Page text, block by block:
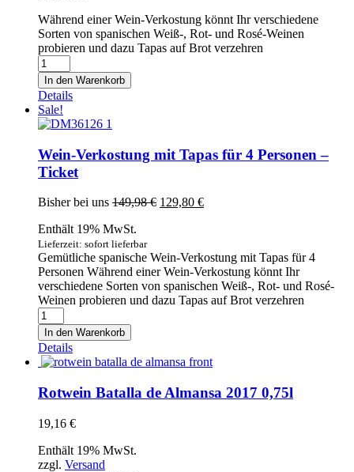
Während einer Wein-Verkostung könnt Ihr verschiedene
Sorten von spanischen Weiß-, Rot- und Rosé-Weinen
probieren und dazu Tapas auf Brot verzehren
Wein-
Verkostung
mit
Tapas
für
2
Personen
-
Ticket
In den Warenkorb
Details
Sale!
Wein-Verkostung mit Tapas für 4 Personen –
Ticket
Bisher bei uns 149,98€ Ursprünglicher
129,80 €Aktueller
Enthält 19% MwSt.
Lieferzeit: sofort lieferbar
Gemütliche spanische Wein-Verkostung mit Tapas für 4
Personen Während einer Wein-Verkostung könnt Ihr
verschiedene Sorten von spanischen Weiß-, Rot- und Rosé-
Weinen probieren und dazu Tapas auf Brot verzehren
Wein-
Verkostung
mit
Tapas
für
4
Personen
Ticket
In den Warenkorb
Details
Rotwein Batalla de Almansa 2017 0,75l
19,16 €
Enthält 19% MwSt.
zzgl. Versand